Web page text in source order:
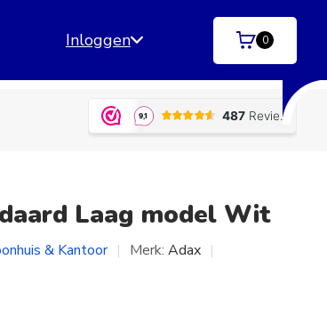
Inloggen 0
Betaal achterafmet
Laag model Wit
& Kantoor Merk:Adax